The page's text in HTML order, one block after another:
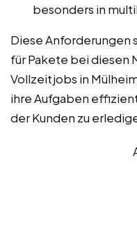
besonders in
Diese Anforderungen
für Pakete bei diesen
Vollzeitjobs in
ihre Aufgaben
der Kunden zu